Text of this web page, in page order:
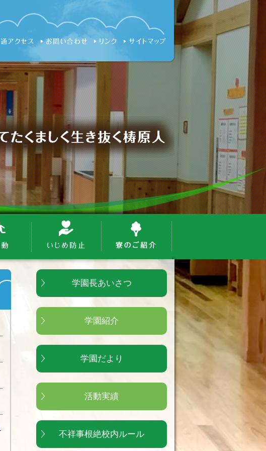
学園長あいさつ
学園紹介
学園だより
活動実績
不祥事根絶校内ルール